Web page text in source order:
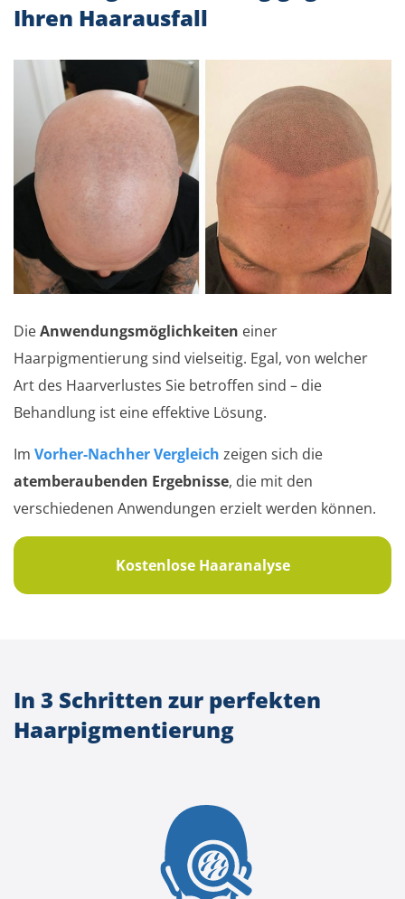
Ihren Haarausfall
DieAnwendungsmöglichkeiten einer
Haarpigmentierung sind vielseitig. Egal, von welcher
Art des Haarverlustes Sie betroffen sind – die
Behandlung ist eine effektive Lösung.
Im Vorher-Nachher Vergleich zeigen sich die
atemberaubenden Ergebnisse, die mit den
verschiedenen Anwendungen erzielt werden können.
Kostenlose Haaranalyse
In 3 Schritten zur perfekten
Haarpigmentierung